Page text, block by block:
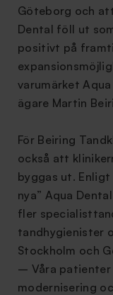
Göteborg och
Dental föll ut
positivt på
varumärket
ägare Martin
För Beiring
också att
byggas ut. Enligt
nya” Aqua
fler
tandhygienister
Stockholm och
– Våra patienter
modernisering